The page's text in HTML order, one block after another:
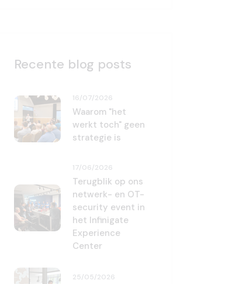
Recente blog posts
16/07/2026
Waarom "het
werkt toch" geen
strategie is
17/06/2026
Terugblik op ons
netwerk- en OT-
security event in
het Infinigate
Experience
Center
25/05/2026